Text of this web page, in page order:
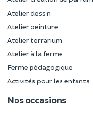
Atelier dessin
Atelier peinture
Atelier terrarium
Atelier à la ferme
Ferme pédagogique
Activités pour les enfants
Nos occasions